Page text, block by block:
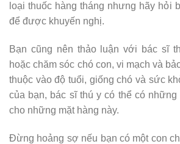
loại thuốc hàng tháng nhưng hãy hỏi
để được khuyến nghị.
Bạn cũng nên thảo luận với bác sĩ
hoặc chăm sóc chó con, vi mạch và
thuộc vào độ tuổi, giống chó và sức
của bạn, bác sĩ thú y có thể có những
cho những mặt hàng này.
Đừng hoảng sợ nếu bạn có một con